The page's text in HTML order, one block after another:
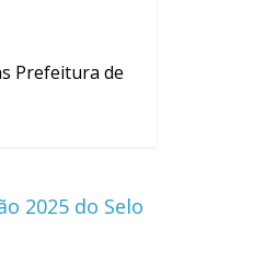
Prefeitura de
2025 do Selo